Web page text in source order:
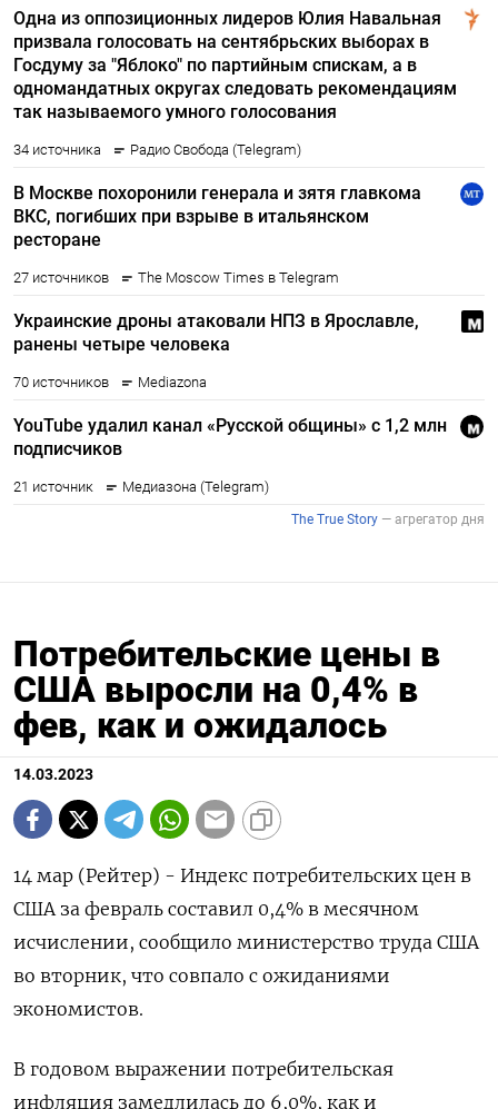
Потребительские цены в
США выросли на 0,4% в
фев, как и ожидалось
14.03.2023
14 мар (Рейтер) - Индекс потребительских цен в
США за февраль составил 0,4% в месячном
исчислении, сообщило министерство труда США
во вторник, что совпало с ожиданиями
экономистов.
В годовом выражении потребительская
инфляция замедлилась до 6,0%, как и